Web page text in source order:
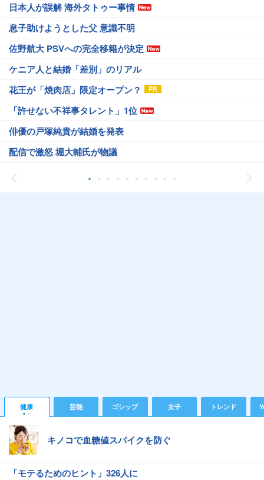
日本人が誤解 海外タトゥー事情
息子助けようとした父 意識不明
佐野航大 PSVへの完全移籍が決定
ケニア人と結婚「差別」のリアル
花王が「焼肉店」限定オープン？
「許せない不祥事タレント」1位
俳優の戸塚純貴が結婚を発表
配信で激怒 堀大輔氏が物議
健康 芸能 ゴシップ 女子 トレンド
キノコで血糖値スパイクを防ぐ
「モテるためのヒント」326人に